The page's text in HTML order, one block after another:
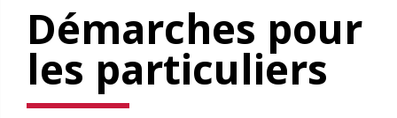
Démarches pour
les particuliers